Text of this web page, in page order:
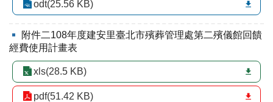
名
odt(25.56 KB)
附件二108年度建安里臺北市殯葬管理處第二殯儀館回饋
經費使用計畫表
xls(28.5 KB)
pdf(51.42 KB)